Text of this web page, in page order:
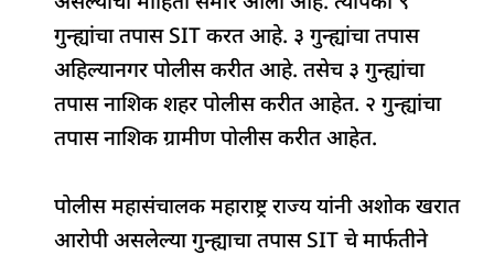
o
o
k
p
p
n s m
गुन्ह्यांचा तपास SIT करत आहे. ३ गुन्ह्यांचा तपास
अहिल्यानगर पोलीस करीत आहे. तसेच ३ गुन्ह्यांचा
तपास नाशिक शहर पोलीस करीत आहेत. २ गुन्ह्यांचा
तपास नाशिक ग्रामीण पोलीस करीत आहेत.
पोलीस महासंचालक महाराष्ट्र राज्य यांनी अशोक खरात
आरोपी असलेल्या गुन्ह्याचा तपास SIT चे मार्फतीने